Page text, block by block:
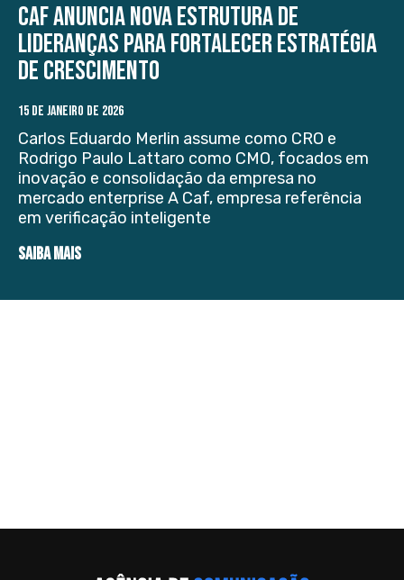
Caf anuncia nova estrutura de
lideranças para fortalecer estratégia
de crescimento
15 DE JANEIRO DE 2026
Carlos Eduardo Merlin assume como CRO e
Rodrigo Paulo Lattaro como CMO, focados em
inovação e consolidação da empresa no
mercado enterprise A Caf, empresa referência
em verificação inteligente
SAIBA MAIS